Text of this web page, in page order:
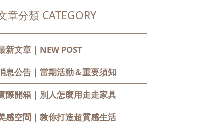
章分類 CATEGORY
新文章｜NEW POST
息公告 ｜當期活動＆重要須知
際開箱 ｜別人怎麼用走走家具
感空間 ｜教你打造超質感生活